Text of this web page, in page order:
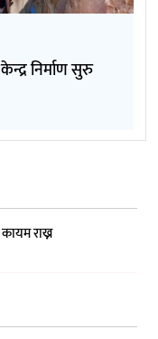
निर्माण सुरु
राख्न